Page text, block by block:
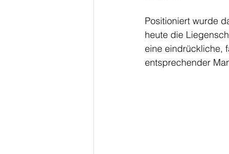
Positioniert wurde
heute die
eine eindrückliche,
entsprechender